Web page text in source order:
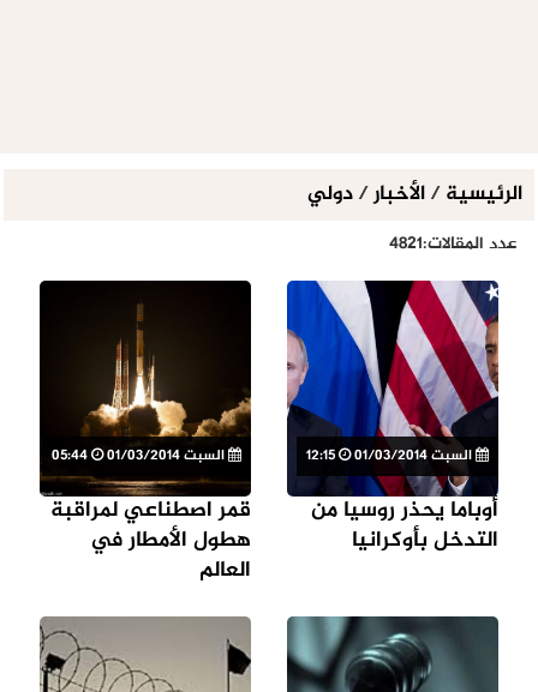
الرئيسية/الأخبار/دولي
عدد المقالات:4821
السبت 01/03/2014
أوباما يحذر روسيا من
التدخل بأوكرانيا
السبت 01/03/2014
قمر اصطناعي لمراقبة
هطول الأمطار في
العالم